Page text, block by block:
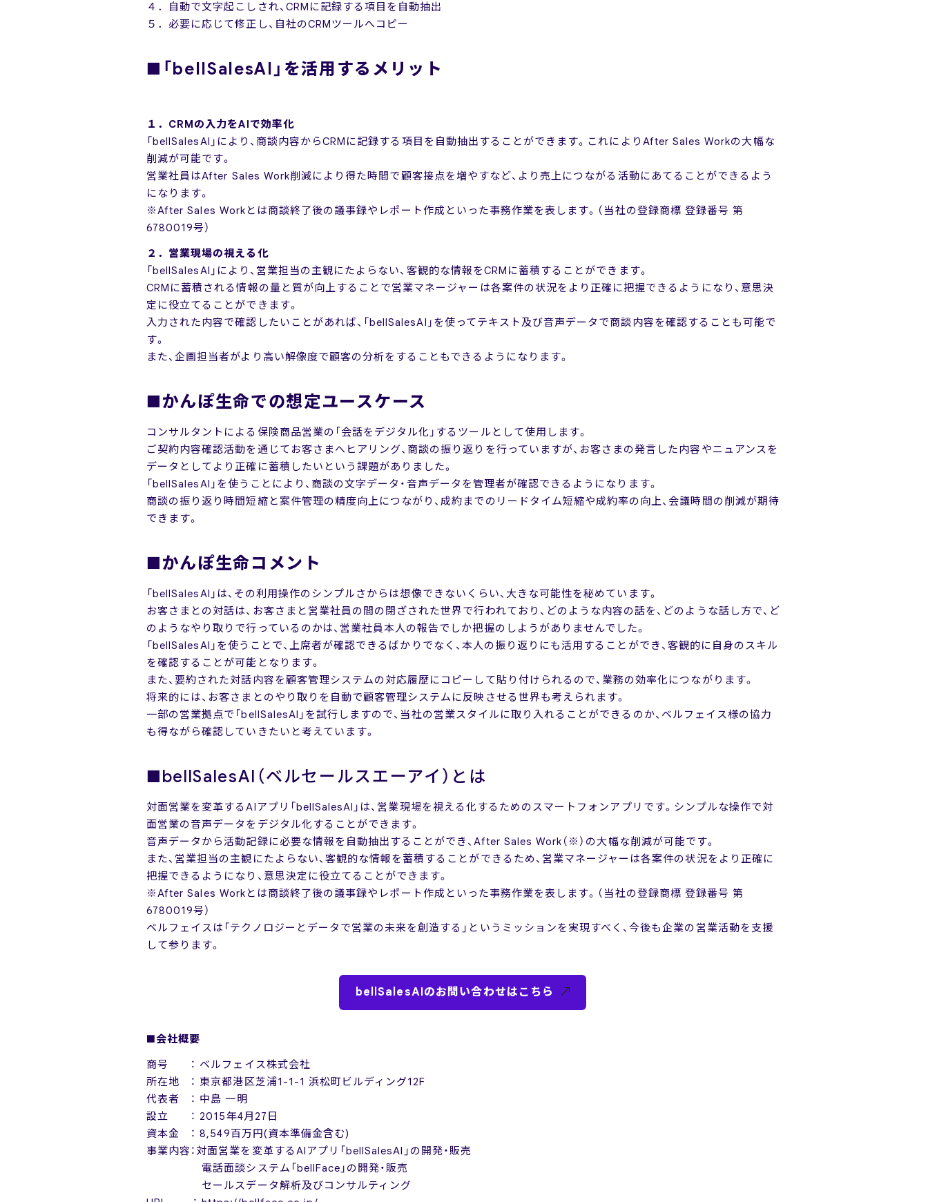
４．自動で文字起こしされ、CRMに記録する項目を自動抽出
５．必要に応じて修正し、自社のCRMツールへコピー
■「bellSalesAI」を活用するメリット
１．CRMの入力をAIで効率化
「bellSalesAI」により、商談内容からCRMに記録する項目を自動抽出することができます。これによりAfter Sales Workの大幅な
削減が可能です。
営業社員はAfter Sales Work削減により得た時間で顧客接点を増やすなど、より売上につながる活動にあてることができるよう
になります。
※After Sales Workとは商談終了後の議事録やレポート作成といった事務作業を表します。（当社の登録商標 登録番号 第
6780019号）
２．営業現場の視える化
「bellSalesAI」により、営業担当の主観にたよらない、客観的な情報をCRMに蓄積することができます。
CRMに蓄積される情報の量と質が向上することで営業マネージャーは各案件の状況をより正確に把握できるようになり、意思決
定に役立てることができます。
入力された内容で確認したいことがあれば、「bellSalesAI」を使ってテキスト及び音声データで商談内容を確認することも可能で
す。
また、企画担当者がより高い解像度で顧客の分析をすることもできるようになります。
■かんぽ生命での想定ユースケース
コンサルタントによる保険商品営業の「会話をデジタル化」するツールとして使用します。
ご契約内容確認活動を通じてお客さまへヒアリング、商談の振り返りを行っていますが、お客さまの発言した内容やニュアンスを
データとしてより正確に蓄積したいという課題がありました。
「bellSalesAI」を使うことにより、商談の文字データ・音声データを管理者が確認できるようになります。
商談の振り返り時間短縮と案件管理の精度向上につながり、成約までのリードタイム短縮や成約率の向上、会議時間の削減が期待
できます。
■かんぽ生命コメント
「bellSalesAI」は、その利用操作のシンプルさからは想像できないくらい、大きな可能性を秘めています。
お客さまとの対話は、お客さまと営業社員の間の閉ざされた世界で行われており、どのような内容の話を、どのような話し方で、ど
のようなやり取りで行っているのかは、営業社員本人の報告でしか把握のしようがありませんでした。
「bellSalesAI」を使うことで、上席者が確認できるばかりでなく、本人の振り返りにも活用することができ、客観的に自身のスキル
を確認することが可能となります。
また、要約された対話内容を顧客管理システムの対応履歴にコピーして貼り付けられるので、業務の効率化につながります。
将来的には、お客さまとのやり取りを自動で顧客管理システムに反映させる世界も考えられます。
一部の営業拠点で「bellSalesAI」を試行しますので、当社の営業スタイルに取り入れることができるのか、ベルフェイス様の協力
も得ながら確認していきたいと考えています。
■bellSalesAI（ベルセールスエーアイ）とは
対面営業を変革するAIアプリ「bellSalesAI」は、営業現場を視える化するためのスマートフォンアプリです。シンプルな操作で対
面営業の音声データをデジタル化することができます。
音声データから活動記録に必要な情報を自動抽出することができ、After Sales Work（※）の大幅な削減が可能です。
また、営業担当の主観にたよらない、客観的な情報を蓄積することができるため、営業マネージャーは各案件の状況をより正確に
把握できるようになり、意思決定に役立てることができます。
※After Sales Workとは商談終了後の議事録やレポート作成といった事務作業を表します。（当社の登録商標 登録番号 第
6780019号）
ベルフェイスは「テクノロジーとデータで営業の未来を創造する」というミッションを実現すべく、今後も企業の営業活動を支援
して参ります。
bellSalesAIのお問い合わせはこちら
■会社概要
商号 ： ベルフェイス株式会社
所在地 ： 東京都港区芝浦1-1-1 浜松町ビルディング12F
代表者 ： 中島 一明
設立 ： 2015年4月27日
資本金 ： 8,549百万円(資本準備金含む)
事業内容：対面営業を変革するAIアプリ「bellSalesAI」の開発・販売
電話面談システム「bellFace」の開発・販売
セールスデータ解析及びコンサルティング